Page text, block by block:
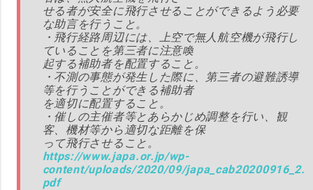
せる者が安全に飛行させることができるよう必要
な助言を行うこと。
・飛行経路周辺には、上空で無人航空機が飛行し
ていることを第三者に注意喚
起する補助者を配置すること。
・不測の事態が発生した際に、第三者の避難誘導
等を行うことができる補助者
を適切に配置すること。
・催しの主催者等とあらかじめ調整を行い、観
客、機材等から適切な距離を保
って飛行させること。
https://www.japa.or.jp/wp-
content/uploads/2020/09/japa_cab20200916_2.
pdf